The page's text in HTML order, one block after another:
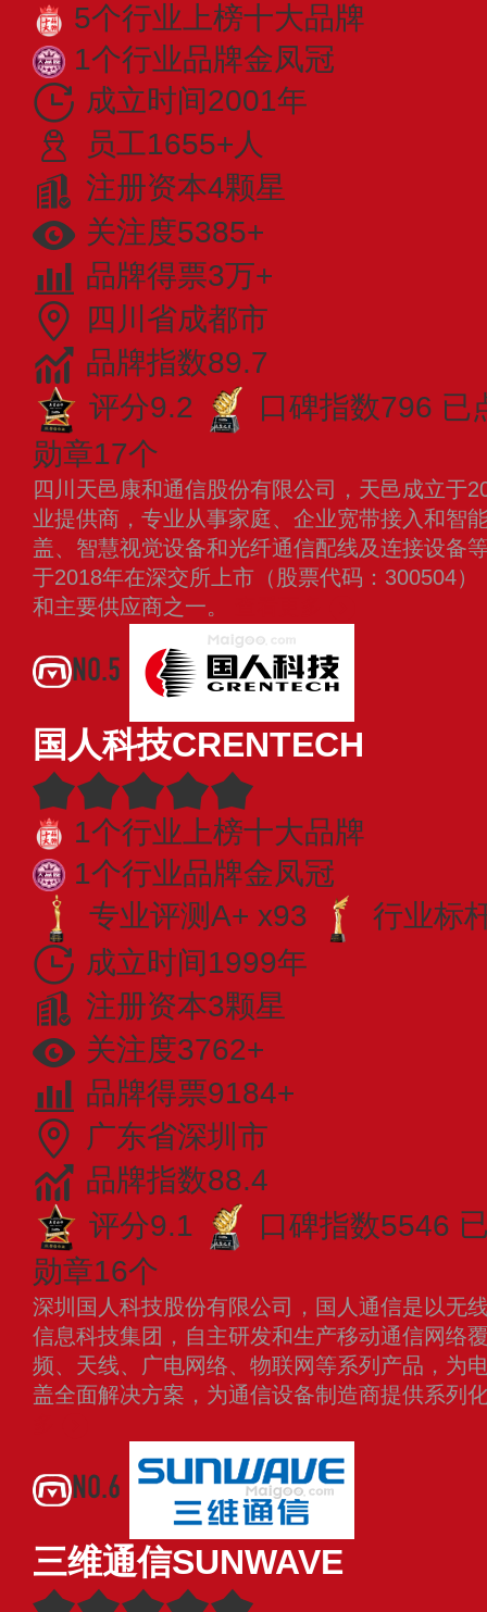
5个行业上榜十大品牌
1个行业品牌金凤冠
成立时间2001年
员工1655+人
注册资本4颗星
关注度5385+
品牌得票3万+
四川省成都市
品牌指数89.7
评分9.2
口碑指数796 已
勋章17个
四川天邑康和通信股份有限公司，天邑成立于
业提供商，专业从事家庭、企业宽带接入和智
盖、智慧视觉设备和光纤通信配线及连接设备
于2018年在深交所上市（股票代码：300504
和主要供应商之一。
NO.5
国人科技CRENTECH
1个行业上榜十大品牌
1个行业品牌金凤冠
专业评测A+ x93
行业标
成立时间1999年
注册资本3颗星
关注度3762+
品牌得票9184+
广东省深圳市
品牌指数88.4
评分9.1
口碑指数5546
勋章16个
深圳国人科技股份有限公司，国人通信是以无
信息科技集团，自主研发和生产移动通信网络
频、天线、广电网络、物联网等系列产品，为
盖全面解决方案，为通信设备制造商提供系列
NO.6
三维通信SUNWAVE